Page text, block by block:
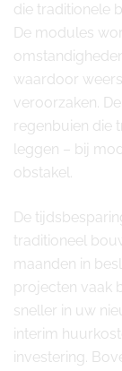
die traditionele
De modules
waardoor
veroorzaken.
regenbuien die
leggen – bij
obstakel.
De
traditioneel
maanden in
projecten vaak
sneller in uw
interim
investering.